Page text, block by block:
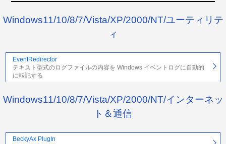
Windows11/10/8/7/Vista/XP/2000/NT/ユーティリテ
ィ
EventRedirector
テキスト型式のログファイルの内容を Windows イベントログに自動的
に転記する
Windows11/10/8/7/Vista/XP/2000/NT/インターネッ
ト＆通信
BeckyAx PlugIn